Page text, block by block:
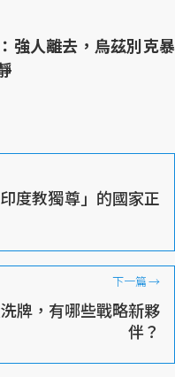
強人離去，烏茲別克暴
度教獨尊」的國家正
下一篇→
牌，有哪些戰略新夥
伴？